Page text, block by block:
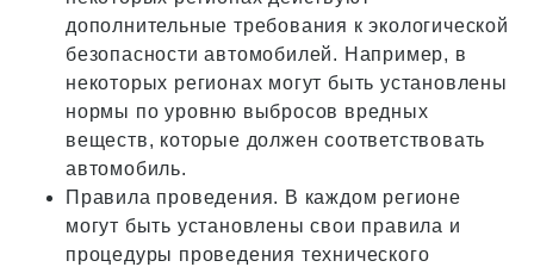
дополнительные требования к экологической
безопасности автомобилей. Например, в
некоторых регионах могут быть установлены
нормы по уровню выбросов вредных
веществ, которые должен соответствовать
автомобиль.
Правила проведения. В каждом регионе
могут быть установлены свои правила и
процедуры проведения технического